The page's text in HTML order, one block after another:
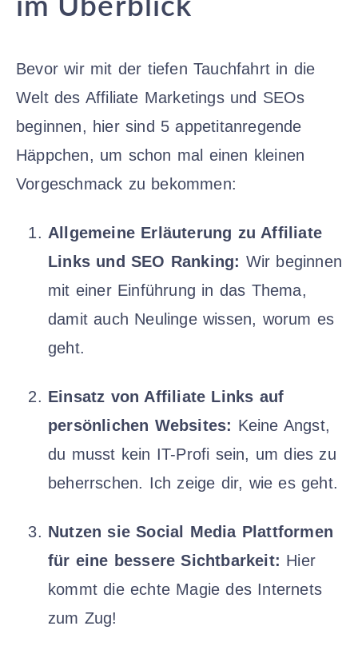
im Überblick
Bevor wir mit der tiefen Tauchfahrt in die
Welt des Affiliate Marketings und SEOs
beginnen, hier sind 5 appetitanregende
Häppchen, um schon mal einen kleinen
Vorgeschmack zu bekommen:
Allgemeine Erläuterung zu Affiliate
Links und SEO Ranking: Wir beginnen
mit einer Einführung in das Thema,
damit auch Neulinge wissen, worum es
geht.
Einsatz von Affiliate Links auf
persönlichen Websites: Keine Angst,
du musst kein IT-Profi sein, um dies zu
beherrschen. Ich zeige dir, wie es geht.
Nutzen sie Social Media Plattformen
für eine bessere Sichtbarkeit: Hier
kommt die echte Magie des Internets
zum Zug!